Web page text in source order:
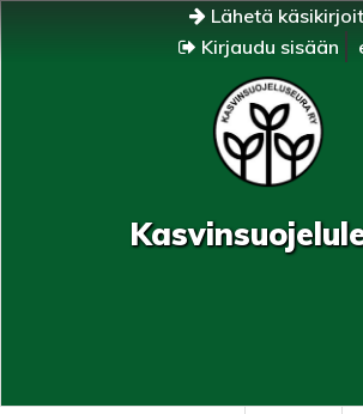
Lähetä
Kirjaudu sisään